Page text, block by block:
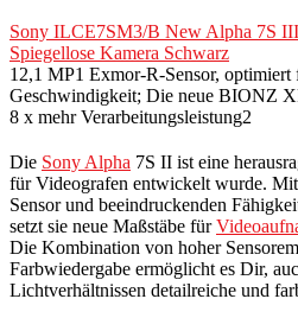
Sony ILCE7SM3/B New Alpha 7S
Spiegellose Kamera Schwarz
12,1 MP1 Exmor-R-Sensor,
Geschwindigkeit; Die neue BIONZ
8 x mehr Verarbeitungsleistung2
Die Sony Alpha 7S II ist eine
für Videografen entwickelt wurde.
Sensor und beeindruckenden
setzt sie neue Maßstäbe für
Die Kombination von hoher
Farbwiedergabe ermöglicht es Dir,
Lichtverhältnissen detailreiche und